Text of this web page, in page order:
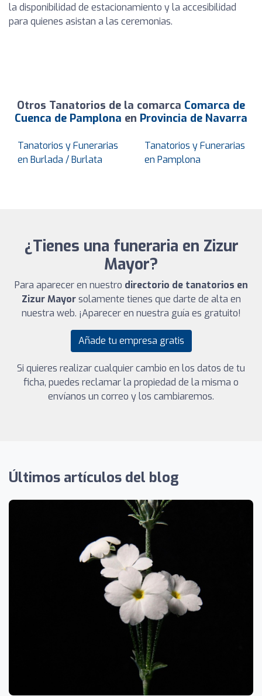
la disponibilidad de estacionamiento y la accesibilidad
para quienes asistan a las ceremonias.
Otros Tanatorios de la comarca Comarca de
Cuenca de Pamplona en Provincia de Navarra
Tanatorios y Funerarias
en Burlada / Burlata
Tanatorios y Funerarias
en Pamplona
¿Tienes una funeraria en Zizur
Mayor?
Para aparecer en nuestro directorio de tanatorios en
Zizur Mayorsolamente tienes que darte de alta en
nuestra web. ¡Aparecer en nuestra guía es gratuito!
Añade tu empresa gratis
Si quieres realizar cualquier cambio en los datos de tu
ficha, puedes reclamar la propiedad de la misma o
envíanos un correo y los cambiaremos.
Últimos artículos del blog